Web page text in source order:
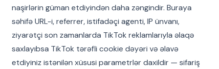
naşirlərin güman etdiyindən daha zəngindir. Buraya
səhifə URL-i, referrer, istifadəçi agenti, IP ünvanı,
ziyarətçi son zamanlarda TikTok reklamlarıyla əlaqə
saxlayıbsa TikTok tərəfli cookie dəyəri və əlavə
etdiyiniz istənilən xüsusi parametrlər daxildir — sifariş